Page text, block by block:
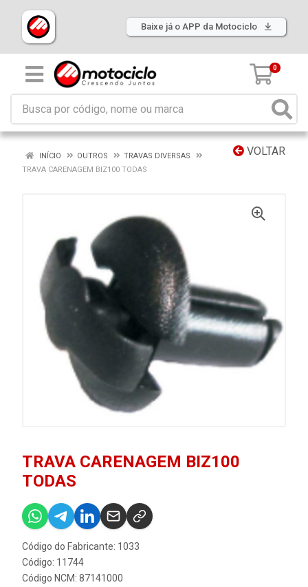
Baixe já o APP da Motociclo
0
VOLTAR
INÍCIO OUTROS
TRAVAS DIVERSAS
TRAVA CARENAGEM BIZ100 TODAS
TRAVA CARENAGEM BIZ100
TODAS
Código do Fabricante: 1033
Código: 11744
Código NCM: 87141000